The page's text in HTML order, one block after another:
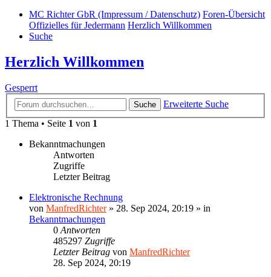
MC Richter GbR (Impressum / Datenschutz) Foren-Übersicht
Offizielles für Jedermann Herzlich Willkommen
Suche
Herzlich Willkommen
Gesperrt
Suche
Erweiterte Suche
1 Thema • Seite 1 von 1
Bekanntmachungen
Antworten
Zugriffe
Letzter Beitrag
Elektronische Rechnung
von ManfredRichter» 28. Sep 2024, 20:19 » in
Bekanntmachungen
0 Antworten
485297 Zugriffe
Letzter Beitrag von ManfredRichter
28. Sep 2024, 20:19